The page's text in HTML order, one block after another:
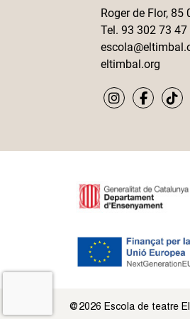
Roger de Flor,
Tel. 93 302 73 47
eltimbal.org
@2026 Escola de teatre